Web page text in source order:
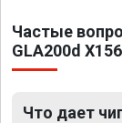
Частые
GLA200d
Что дает